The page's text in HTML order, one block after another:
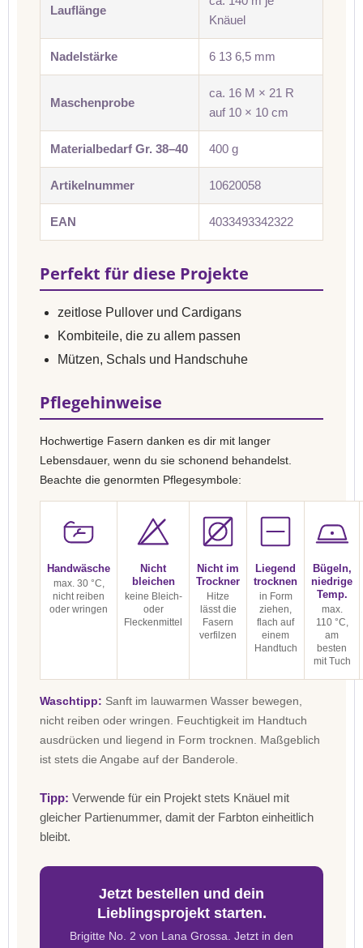
Lauflänge
Knäuel
Nadelstärke 6 13 6,5 mm
Maschenprobe
ca. 16 M × 21 R
auf 10 × 10 cm
Materialbedarf Gr. 38–40 400 g
Artikelnummer 10620058
EAN 4033493342322
Perfekt für diese Projekte
zeitlose Pullover und Cardigans
Kombiteile, die zu allem passen
Mützen, Schals und Handschuhe
Pflegehinweise
Hochwertige Fasern danken es dir mit langer
Lebensdauer, wenn du sie schonend behandelst.
Beachte die genormten Pflegesymbole:
Handwäsche
max. 30 °C,
nicht reiben
oder wringen
Nicht
bleichen
keine Bleich-
oder
Fleckenmittel
Nicht im
Trockner
Hitze
lässt die
Fasern
verfilzen
Liegend
trocknen
in Form
ziehen,
flach auf
einem
Handtuch
Bügeln,
niedrige
Temp.
max.
110 °C,
am
besten
mit Tuch
Waschtipp: Sanft im lauwarmen Wasser bewegen,
nicht reiben oder wringen. Feuchtigkeit im Handtuch
ausdrücken und liegend in Form trocknen. Maßgeblich
ist stets die Angabe auf der Banderole.
Tipp: Verwende für ein Projekt stets Knäuel mit
gleicher Partienummer, damit der Farbton einheitlich
bleibt.
Jetzt bestellen und dein
Lieblingsprojekt starten.
Brigitte No. 2 von Lana Grossa. Jetzt in den